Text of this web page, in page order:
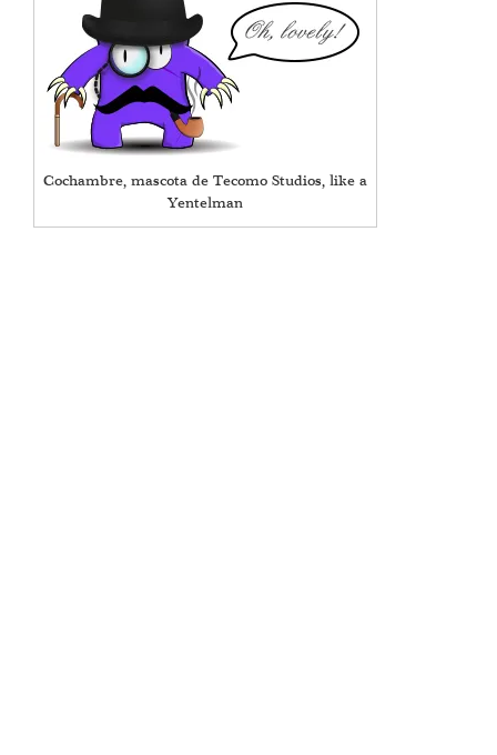
Cochambre, mascota de Tecomo Studios, like a
Yentelman